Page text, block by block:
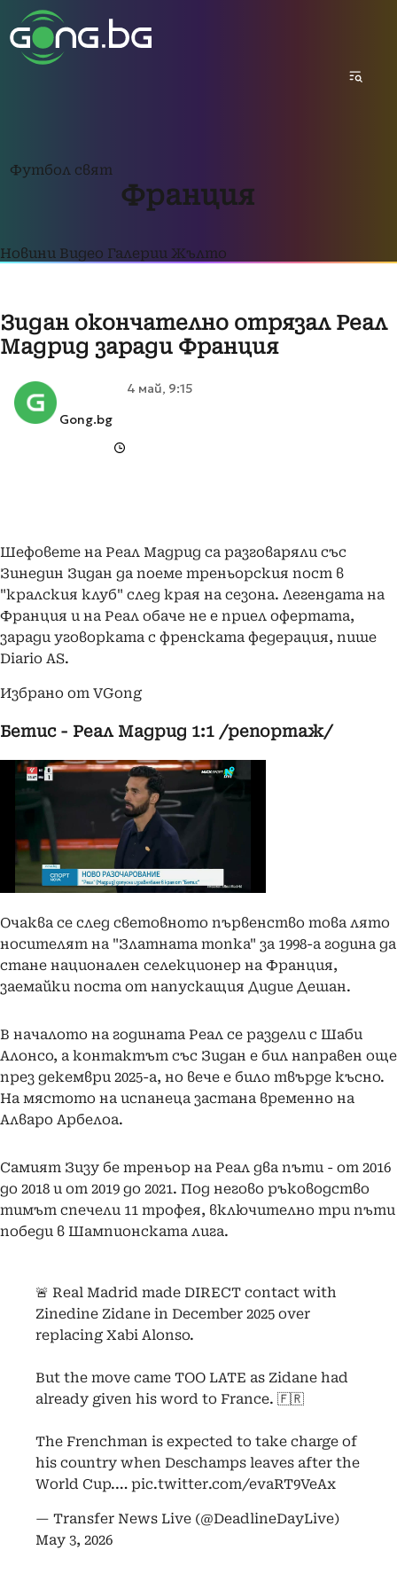
Футбол свят
Франция
Новини Видео Галерии Жълто
Зидан окончателно отрязал Реал
Мадрид заради Франция
Gong.bg
4 май, 9:15
Шефовете на Реал Мадрид са разговаряли със
Зинедин Зидан да поеме треньорския пост в
"кралския клуб" след края на сезона. Легендата на
Франция и на Реал обаче не е приел офертата,
заради уговорката с френската федерация, пише
Diario AS.
Избрано от VGong
Бетис - Реал Мадрид 1:1 /репортаж/
Очаква се след световното първенство това лято
носителят на "Златната топка" за 1998-а година да
стане национален селекционер на Франция,
заемайки поста от напускащия Дидие Дешан.
В началото на годината Реал се раздели с Шаби
Алонсо, а контактът със Зидан е бил направен още
през декември 2025-а, но вече е било твърде късно.
На мястото на испанеца застана временно на
Алваро Арбелоа.
Самият Зизу бе треньор на Реал два пъти - от 2016
до 2018 и от 2019 до 2021. Под негово ръководство
тимът спечели 11 трофея, включително три пъти
победи в Шампионската лига.
🚨 Real Madrid made DIRECT contact with
Zinedine Zidane in December 2025 over
replacing Xabi Alonso.
But the move came TOO LATE as Zidane had
already given his word to France. 🇫🇷
The Frenchman is expected to take charge of
his country when Deschamps leaves after the
World Cup.… pic.twitter.com/evaRT9VeAx
— Transfer News Live (@DeadlineDayLive)
May 3, 2026